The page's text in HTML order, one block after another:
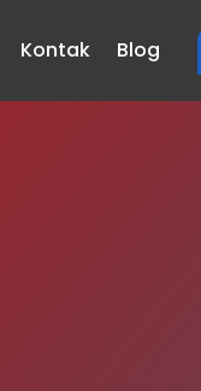
Kontak Blog